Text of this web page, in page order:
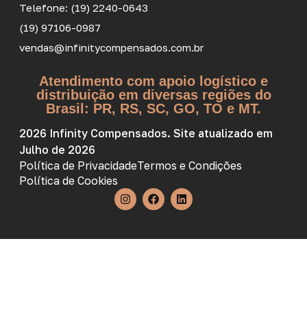
Telefone: (19) 2240-0643
(19) 97106-0987
vendas@infinitycompensados.com.br
Atendimento com apoio logístico e
distribuição em diversas regiões do
Brasil: PR, RS, SC, GO, TO e MT.
2026 Infinity Compensados. Site atualizado em
Julho de 2026
Política de PrivacidadeTermos e Condições
Política de Cookies